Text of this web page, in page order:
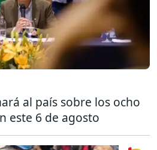
al país sobre los ocho
este 6 de agosto